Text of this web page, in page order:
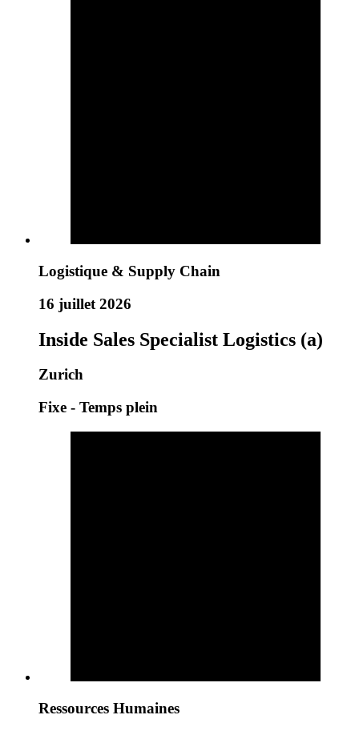
Logistique & Supply Chain
16 juillet 2026
Inside Sales Specialist Logistics (a)
Zurich
Fixe - Temps plein
Ressources Humaines